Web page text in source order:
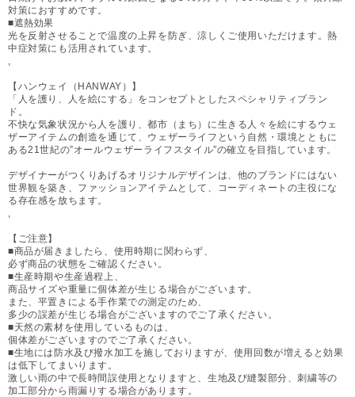
対策におすすめです。
■遮熱効果
光を反射させることで温度の上昇を防ぎ、涼しくご使用いただけます。熱
中症対策にも活用されています。
【ハンウェイ（HANWAY）】
「人を護り、人を絵にする」をコンセプトとしたスペシャリティブラン
ド。
不快な気象状況から人を護り、都市（まち）に生きる人々を絵にするウェ
ザーアイテムの創造を通じて、ウェザーライフという自然・環境とともに
ある21世紀の”オールウェザーライフスタイル”の確立を目指しています。
デザイナーがつくりあげるオリジナルデザインは、他のブランドにはない
世界観を築き、ファッションアイテムとして、コーディネートの主役にな
る存在感を放ちます。
【ご注意】
■商品が届きましたら、使用時期に関わらず、
必ず商品の状態をご確認ください。
■生産時期や生産過程上、
商品サイズや重量に個体差が生じる場合がございます。
また、平置きによる手作業での測定のため、
多少の誤差が生じる場合がございますのでご了承ください。
■天然の素材を使用しているものは、
個体差がございますのでご了承ください。
■生地には防水及び撥水加工を施しておりますが、使用回数が増えると効果
は低下してまいります。
激しい雨の中で長時間誤使用となりますと、生地及び縫製部分、刺繍等の
加工部分から雨漏りする場合があります。